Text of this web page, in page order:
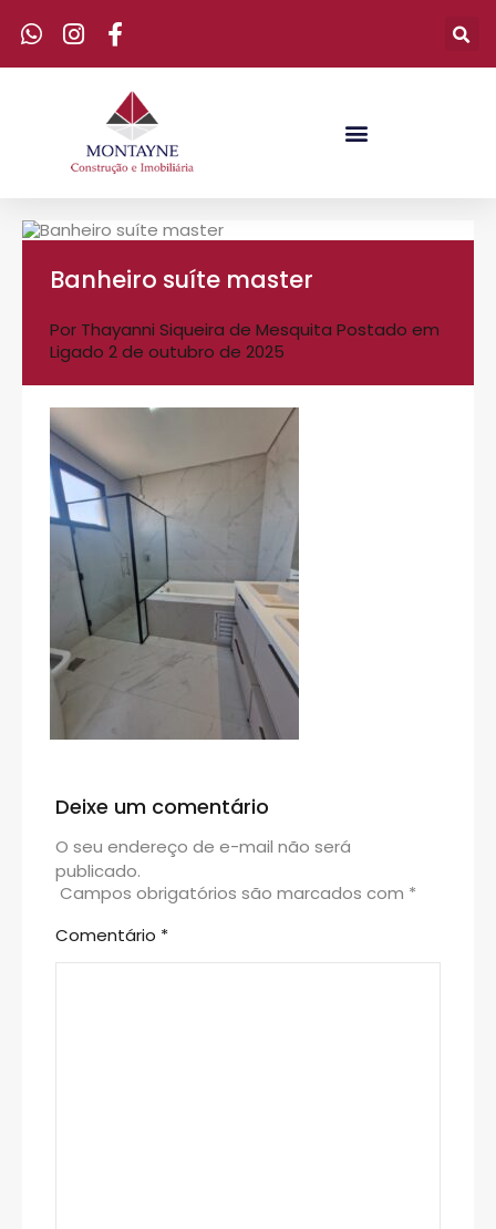
Banheiro suíte master
Por Thayanni Siqueira de Mesquita Postado em
Ligado 2 de outubro de 2025
Deixe um comentário
O seu endereço de e-mail não será
publicado.
Campos obrigatórios são marcados com *
Comentário *